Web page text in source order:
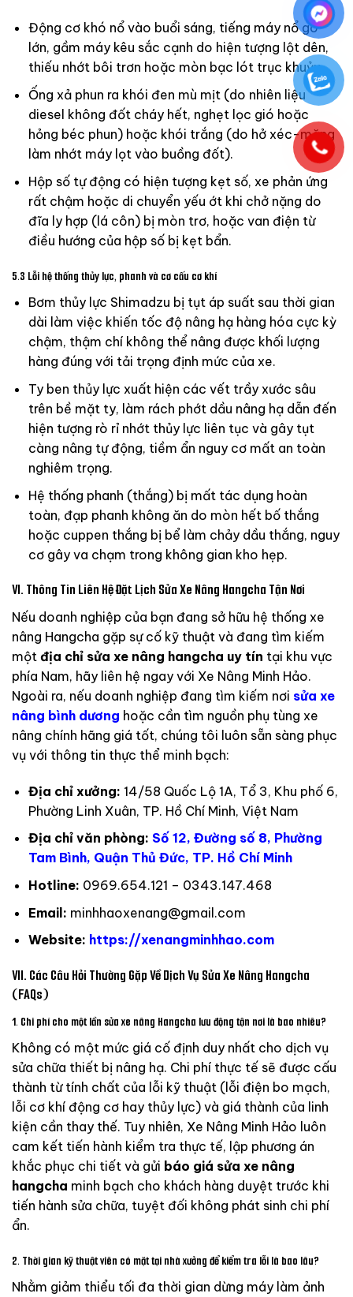
Động cơ khó nổ vào buổi sáng, tiếng máy nổ gõ
lớn, gầm máy kêu sắc cạnh do hiện tượng lột dên,
thiếu nhớt bôi trơn hoặc mòn bạc lót trục khuỷu.
Ống xả phun ra khói đen mù mịt (do nhiên liệu
diesel không đốt cháy hết, nghẹt lọc gió hoặc
hỏng béc phun) hoặc khói trắng (do hở xéc-măng
làm nhớt máy lọt vào buồng đốt).
Hộp số tự động có hiện tượng kẹt số, xe phản ứng
rất chậm hoặc di chuyển yếu ớt khi chở nặng do
đĩa ly hợp (lá côn) bị mòn trơ, hoặc van điện từ
điều hướng của hộp số bị kẹt bẩn.
5.3 Lỗi hệ thống thủy lực, phanh và cơ cấu cơ khí
Bơm thủy lực Shimadzu bị tụt áp suất sau thời gian
dài làm việc khiến tốc độ nâng hạ hàng hóa cực kỳ
chậm, thậm chí không thể nâng được khối lượng
hàng đúng với tải trọng định mức của xe.
Ty ben thủy lực xuất hiện các vết trầy xước sâu
trên bề mặt ty, làm rách phớt dầu nâng hạ dẫn đến
hiện tượng rò rỉ nhớt thủy lực liên tục và gây tụt
càng nâng tự động, tiềm ẩn nguy cơ mất an toàn
nghiêm trọng.
Hệ thống phanh (thắng) bị mất tác dụng hoàn
toàn, đạp phanh không ăn do mòn hết bố thắng
hoặc cuppen thắng bị bể làm chảy dầu thắng, nguy
cơ gây va chạm trong không gian kho hẹp.
VI. Thông Tin Liên Hệ Đặt Lịch Sửa Xe Nâng Hangcha Tận Nơi
Nếu doanh nghiệp của bạn đang sở hữu hệ thống xe
nâng Hangcha gặp sự cố kỹ thuật và đang tìm kiếm
một địa chỉ sửa xe nâng hangcha uy tín tại khu vực
phía Nam, hãy liên hệ ngay với Xe Nâng Minh Hảo.
Ngoài ra, nếu doanh nghiệp đang tìm kiếm nơi sửa xe
nâng bình dương hoặc cần tìm nguồn phụ tùng xe
nâng chính hãng giá tốt, chúng tôi luôn sẵn sàng phục
vụ với thông tin thực thể minh bạch:
Địa chỉ xưởng: 14/58 Quốc Lộ 1A, Tổ 3, Khu phố 6,
Phường Linh Xuân, TP. Hồ Chí Minh, Việt Nam
Địa chỉ văn phòng: Số 12, Đường số 8, Phường
Tam Bình, Quận Thủ Đức, TP. Hồ Chí Minh
Hotline: 0969.654.121 – 0343.147.468
Email: minhhaoxenang@gmail.com
Website: https://xenangminhhao.com
VII. Các Câu Hỏi Thường Gặp Về Dịch Vụ Sửa Xe Nâng Hangcha
(FAQs)
1. Chi phí cho một lần sửa xe nâng Hangcha lưu động tận nơi là bao nhiêu?
Không có một mức giá cố định duy nhất cho dịch vụ
sửa chữa thiết bị nâng hạ. Chi phí thực tế sẽ được cấu
thành từ tính chất của lỗi kỹ thuật (lỗi điện bo mạch,
lỗi cơ khí động cơ hay thủy lực) và giá thành của linh
kiện cần thay thế. Tuy nhiên, Xe Nâng Minh Hảo luôn
cam kết tiến hành kiểm tra thực tế, lập phương án
khắc phục chi tiết và gửi báo giá sửa xe nâng
hangcha minh bạch cho khách hàng duyệt trước khi
tiến hành sửa chữa, tuyệt đối không phát sinh chi phí
ẩn.
2. Thời gian kỹ thuật viên có mặt tại nhà xưởng để kiểm tra lỗi là bao lâu?
Nhằm giảm thiểu tối đa thời gian dừng máy làm ảnh